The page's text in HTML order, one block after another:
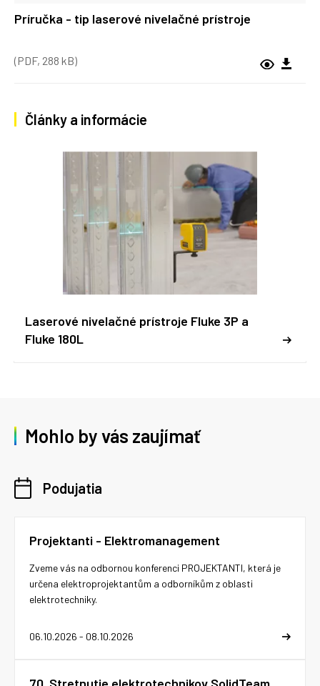
Príručka - tip laserové nivelačné prístroje
(PDF, 288 kB)
Články a informácie
Laserové nivelačné prístroje Fluke 3P a
Fluke 180L
Mohlo by vás zaujímať
Podujatia
Projektanti - Elektromanagement
06.10.2026 - 08.10.2026
Zveme vás na odbornou konferenci PROJEKTANTI, která je
určena elektroprojektantům a odborníkům z oblasti
elektrotechniky.